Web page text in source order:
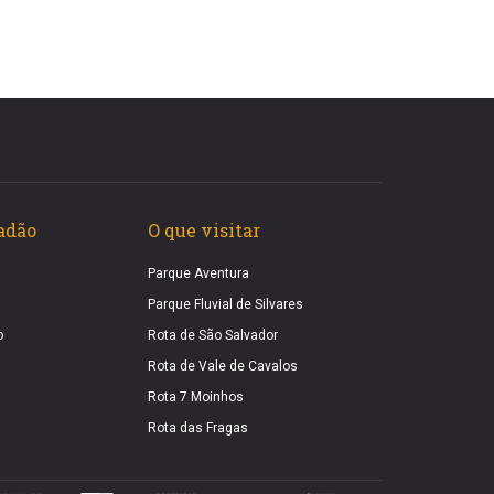
O que visitar
Parque Aventura
Parque Fluvial de Silvares
Rota de São Salvador
Rota de Vale de Cavalos
Rota 7 Moinhos
Rota das Fragas